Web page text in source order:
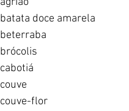
batata doce amarela
beterraba
brócolis
cabotiá
couve
couve-flor